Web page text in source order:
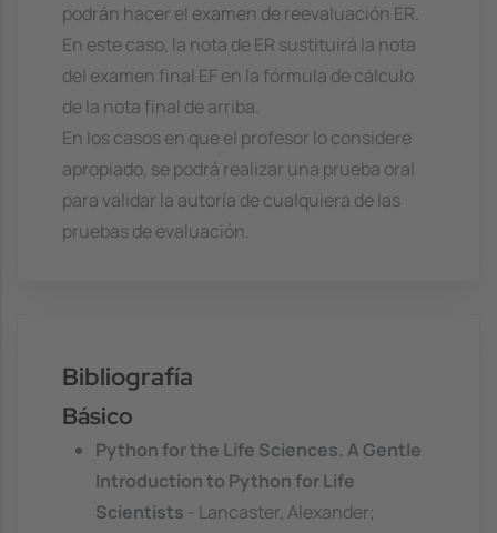
podrán hacer el examen de reevaluación ER.
En este caso, la nota de ER sustituirá la nota
del examen final EF en la fórmula de cálculo
de la nota final de arriba.
En los casos en que el profesor lo considere
apropiado, se podrá realizar una prueba oral
para validar la autoría de cualquiera de las
pruebas de evaluación.
Bibliografía
Básico
Python for the Life Sciences. A Gentle
Introduction to Python for Life
Scientists
- Lancaster, Alexander;